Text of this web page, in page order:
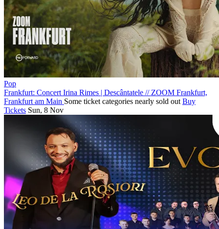
Pop
Frankfurt: Concert Irina Rimes | Descântatele //ZOOM Frankfurt,
Frankfurt am Main Some ticket categories nearly sold out Buy
Tickets Sun, 8 Nov